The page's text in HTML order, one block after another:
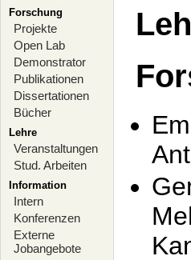
Forschung
Projekte
Open Lab
Demonstrator
Publikationen
Dissertationen
Bücher
Lehre
Veranstaltungen
Stud. Arbeiten
Information
Intern
Konferenzen
Externe
Jobangebote